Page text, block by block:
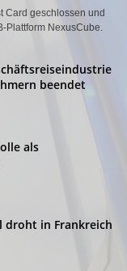
Card geschlossen und
Plattform NexusCube.
beendet
als
droht in Frankreich